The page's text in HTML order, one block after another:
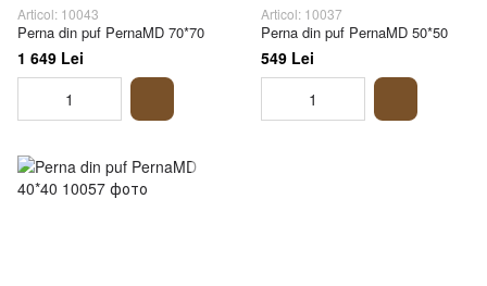
Articol: 10043
Perna din puf PernaMD 70*70
1 649 Lei
Articol: 10037
Perna din puf PernaMD 50*50
549 Lei